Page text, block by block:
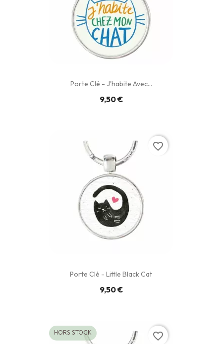
Porte Clé - J'habite Avec...
9,50 €
Porte Clé - Little Black Cat
9,50 €
favorite_border
HORS STOCK favorite_border